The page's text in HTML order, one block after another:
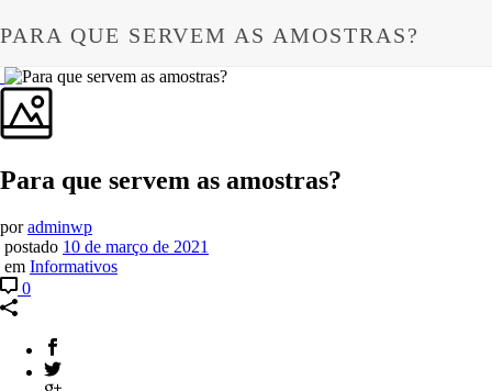
PARA QUE SERVEM AS AMOSTRAS?
Para que servem as amostras?
poradminwp
postado 10 de março de 2021
em Informativos
0